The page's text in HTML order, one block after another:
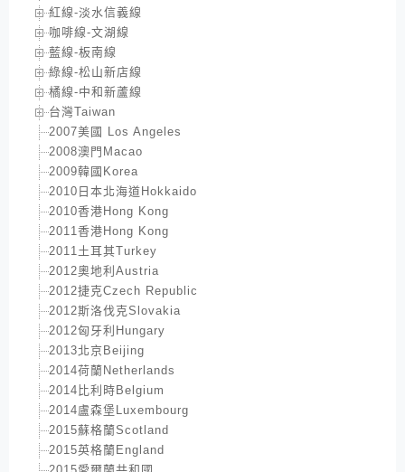
紅線-淡水信義線
咖啡線-文湖線
藍線-板南線
綠線-松山新店線
橘線-中和新蘆線
台灣Taiwan
2007美國 Los Angeles
2008澳門Macao
2009韓國Korea
2010日本北海道Hokkaido
2010香港Hong Kong
2011香港Hong Kong
2011土耳其Turkey
2012奧地利Austria
2012捷克Czech Republic
2012斯洛伐克Slovakia
2012匈牙利Hungary
2013北京Beijing
2014荷蘭Netherlands
2014比利時Belgium
2014盧森堡Luxembourg
2015蘇格蘭Scotland
2015英格蘭England